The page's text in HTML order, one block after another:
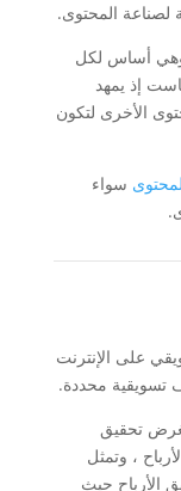
لصناعة المحتوى.
وهي أساس لكل
إذ يمهد
الأخرى لتكون
سواء
على الإنترنت
تسويقية محددة.
تحقيق
، وتمثل
الأرباح حيث